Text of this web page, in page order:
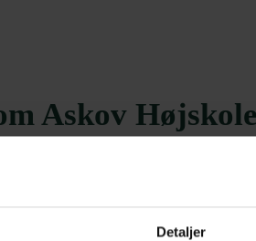
Detaljer
Askov